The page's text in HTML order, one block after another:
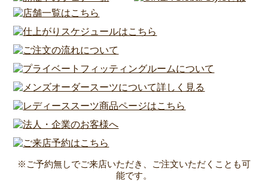
※ご予約無しでご来店いただき、ご注文いただくことも可
能です。